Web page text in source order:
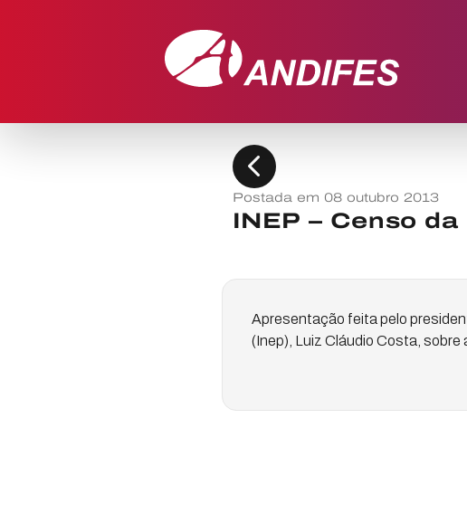
chevron_left
Postada em 08 outubro 2013
INEP – Censo
Apresentação feita pelo
(Inep), Luiz Cláudio Costa, sobre